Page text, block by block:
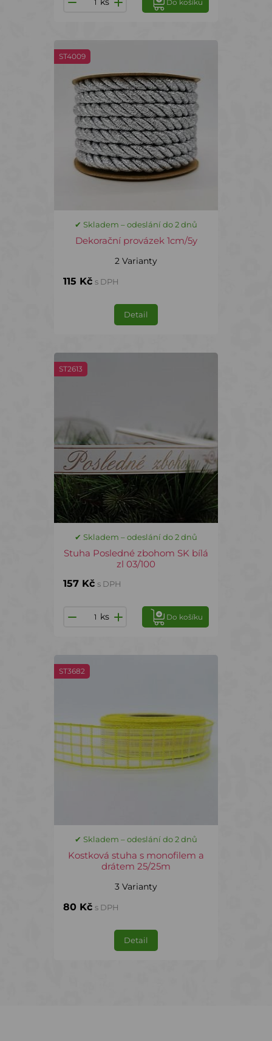
Do košíku
ST4009
✔ Skladem – odeslání do 2 dnů
Dekorační provázek 1cm/5y
2 Varianty
115 Kč s DPH
Detail
ST2613
✔ Skladem – odeslání do 2 dnů
Stuha Posledné zbohom SK bílá
zl 03/100
157 Kč s DPH
ks Do košíku
ST3682
✔ Skladem – odeslání do 2 dnů
Kostková stuha s monofilem a
drátem 25/25m
3 Varianty
80 Kč s DPH
Detail